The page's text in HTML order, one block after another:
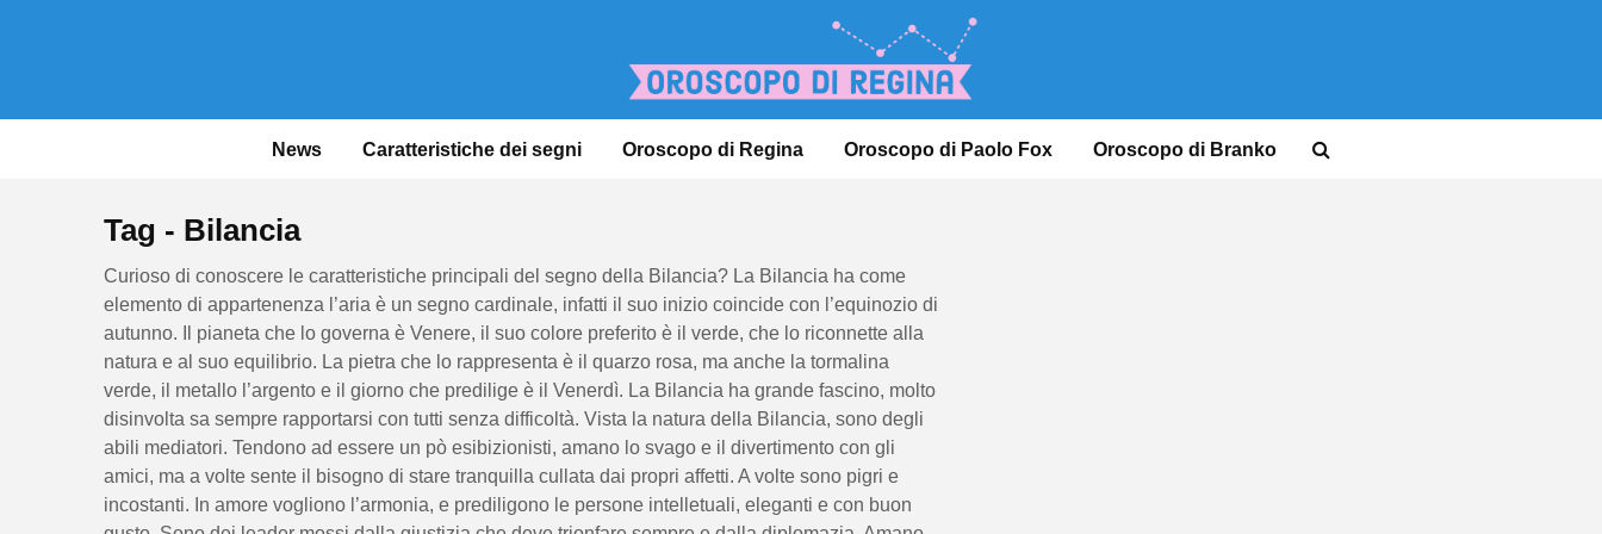
News Caratteristiche dei segni Oroscopo di Regina Oroscopo di Paolo Fox Oroscopo di Branko
Tag - Bilancia
Curioso di conoscere le caratteristiche principali del segno della Bilancia? La Bilancia ha come
elemento di appartenenza l’aria è un segno cardinale, infatti il suo inizio coincide con l’equinozio di
autunno. Il pianeta che lo governa è Venere, il suo colore preferito è il verde, che lo riconnette alla
natura e al suo equilibrio. La pietra che lo rappresenta è il quarzo rosa, ma anche la tormalina
verde, il metallo l’argento e il giorno che predilige è il Venerdì. La Bilancia ha grande fascino, molto
disinvolta sa sempre rapportarsi con tutti senza difficoltà. Vista la natura della Bilancia, sono degli
abili mediatori. Tendono ad essere un pò esibizionisti, amano lo svago e il divertimento con gli
amici, ma a volte sente il bisogno di stare tranquilla cullata dai propri affetti. A volte sono pigri e
incostanti. In amore vogliono l’armonia, e prediligono le persone intelletuali, eleganti e con buon